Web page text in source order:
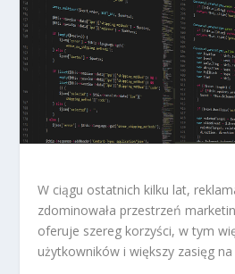
W ciągu ostatnich kilku lat,
zdominowała przestrzeń
oferuje szereg korzyści, w tym
użytkowników i większy zasięg